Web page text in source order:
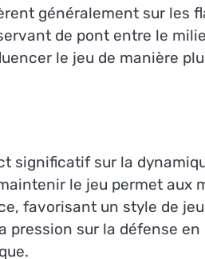
généralement sur les
de pont entre le
le jeu de manière
significatif sur la
le jeu permet aux
favorisant un style de
pression sur la défense